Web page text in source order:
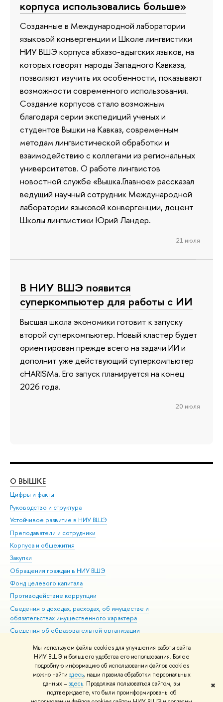
Мы используем файлы cookies для улучшения работы сайта
НИУ ВШЭ и большего удобства его использования. Более
подробную информацию об использовании файлов cookies
можно найти здесь, наши правила обработки персональных
данных –здесь. Продолжая пользоваться сайтом, вы
подтверждаете, что были проинформированы об
✖
корпуса использовались больше»
Созданные в Международной лаборатории
языковой конвергенции и Школе лингвистики
НИУ ВШЭ корпуса абхазо-адыгских языков, на
которых говорят народы Западного Кавказа,
позволяют изучить их особенности, показывают
возможности современного использования.
Создание корпусов стало возможным
благодаря серии экспедиций ученых и
студентов Вышки на Кавказ, современным
методам лингвистической обработки и
взаимодействию с коллегами из региональных
университетов. О работе лингвистов
новостной службе «Вышка.Главное» рассказал
ведущий научный сотрудник Международной
лаборатории языковой конвергенции, доцент
Школы лингвистики Юрий Ландер.
21 июля
В НИУ ВШЭ появится
суперкомпьютер для работы с ИИ
Высшая школа экономики готовит к запуску
второй суперкомпьютер. Новый кластер будет
ориентирован прежде всего на задачи ИИ и
дополнит уже действующий суперкомпьютер
cHARISMa. Его запуск планируется на конец
2026 года.
20 июля
О ВЫШКЕ
Цифры и факты
Руководство и структура
Устойчивое развитие в НИУ ВШЭ
Преподаватели и сотрудники
Корпуса и общежития
Закупки
Обращения граждан в НИУ ВШЭ
Фонд целевого капитала
Противодействие коррупции
Сведения о доходах, расходах, об имуществе и
обязательствах имущественного характера
Сведения об образовательной организации
Людям с ограниченными возможностями здоровья
Единая платежная страница
Работа в Вышке